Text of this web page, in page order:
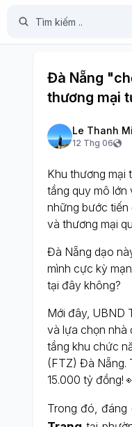
Đà Nẵng
thương mại
Le Thanh
12 Thg 06
Khu thương
tầng quy mô lớn
những bước tiến
và thương mại
Đà Nẵng dạo
mình cực kỳ
tại đây không?
Mới đây, UBND
và lựa chọn nhà
tầng khu chức
(FTZ) Đà Nẵng.
15.000 tỷ đồng!
Trong đó,